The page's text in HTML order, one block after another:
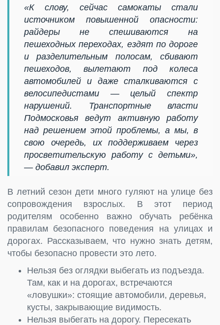
«К слову, сейчас самокаты стали
источником повышенной опасности:
райдеры не спешиваются на
пешеходных переходах, ездят по дороге
и разделительным полосам, сбивают
пешеходов, вылетают под колеса
автомобилей и даже сталкиваются с
велосипедистами — целый спектр
нарушений. Транспортные власти
Подмосковья ведут активную работу
над решением этой проблемы, а мы, в
свою очередь, их поддерживаем через
просветительскую работу с детьми»,
— добавил эксперт.
В летний сезон дети много гуляют на улице без
сопровождения взрослых. В этот период
родителям особенно важно обучать ребёнка
правилам безопасного поведения на улицах и
дорогах. Рассказываем, что нужно знать детям,
чтобы безопасно провести это лето.
Нельзя без оглядки выбегать из подъезда.
Там, как и на дорогах, встречаются
«ловушки»: стоящие автомобили, деревья,
кусты, закрывающие видимость.
Нельзя выбегать на дорогу. Пересекать